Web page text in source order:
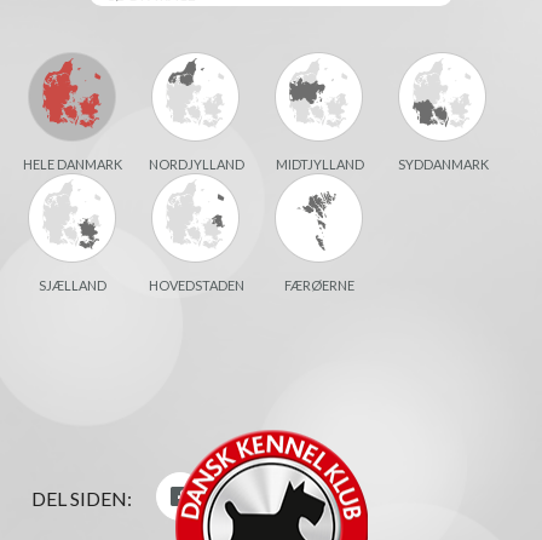
HELE DANMARK NORDJYLLAND MIDTJYLLAND SYDDANMARK
SJÆLLAND HOVEDSTADEN FÆRØERNE
DEL SIDEN: